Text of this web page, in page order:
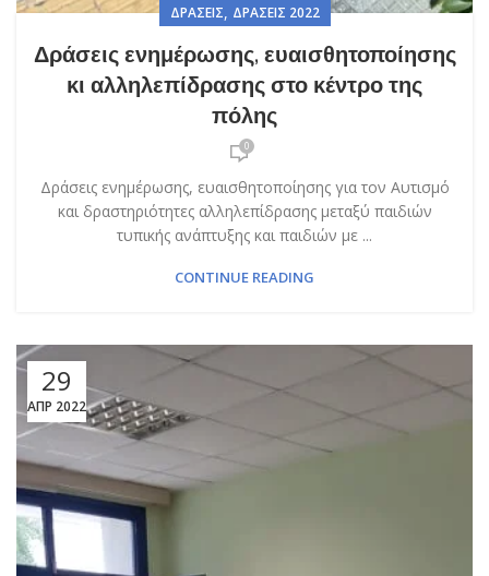
ΔΡΆΣΕΙΣ, ΔΡΆΣΕΙΣ 2022
Δράσεις ενημέρωσης, ευαισθητοποίησης
κι αλληλεπίδρασης στο κέντρο της
πόλης
0
Δράσεις ενημέρωσης, ευαισθητοποίησης για τον Αυτισμό
και δραστηριότητες αλληλεπίδρασης μεταξύ παιδιών
τυπικής ανάπτυξης και παιδιών με ...
CONTINUE READING
29
ΑΠΡ 2022